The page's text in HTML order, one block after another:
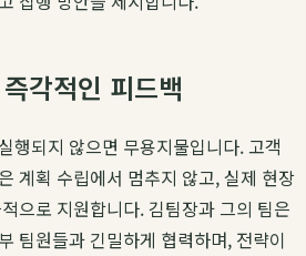
각적인 피드백
행되지 않으면 무용지물입니다.고객
은 계획 수립에서 멈추지 않고, 실제 현장
으로 지원합니다.김팀장과 그의 팀은
팀원들과 긴밀하게 협력하며, 전략이